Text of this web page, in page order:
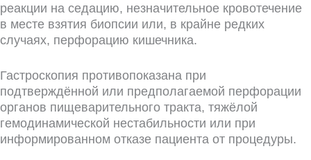
реакции на седацию, незначительное кровотечение
в месте взятия биопсии или, в крайне редких
случаях, перфорацию кишечника.
Гастроскопия противопоказана при
подтверждённой или предполагаемой перфорации
органов пищеварительного тракта, тяжёлой
гемодинамической нестабильности или при
информированном отказе пациента от процедуры.